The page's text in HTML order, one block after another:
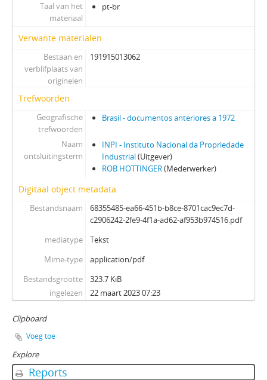
Taal van het
materiaal
pt-br
Verwante materialen
Bestaan en
verblifplaats van
originelen
191915013062
Trefwoorden
Geografische
trefwoorden
Brasil - documentos anteriores a 1972
Naam
ontsluitingsterm
INPI - Instituto Nacional da Propriedade
Industrial(Uitgever)
ROB HOTTINGER(Mederwerker)
Digitaal object metadata
Bestandsnaam
68355485-ea66-451b-b8ce-8701cac9ec7d-
c2906242-2fe9-4f1a-ad62-af953b974516.pdf
mediatype
Tekst
Mime-type
application/pdf
Bestandsgrootte
323.7 KiB
ingelezen
22 maart 2023 07:23
Clipboard
Voeg toe
Explore
Reports